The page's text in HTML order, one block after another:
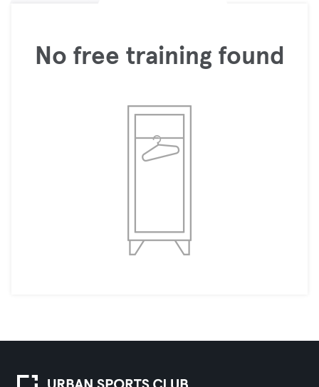
No free training found